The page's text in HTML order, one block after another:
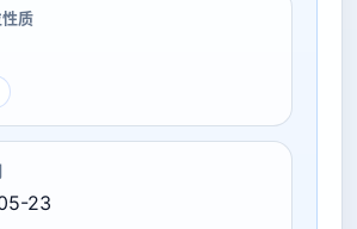
质
23